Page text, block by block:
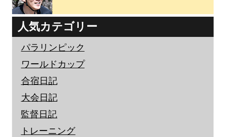
人気カテゴリー
パラリンピック
ワールドカップ
合宿日記
大会日記
監督日記
トレーニング